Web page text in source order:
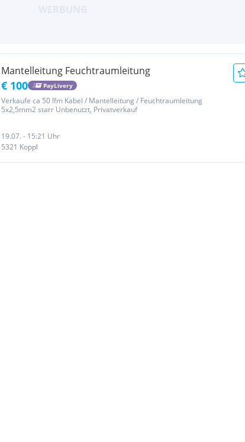
Mantelleitung Feuchtraumleitung
€ 100 PayLivery
Verkaufe ca 50 lfm Kabel / Mantelleitung / Feuchtraumleitung
5x2,5mm2 starr Unbenutzt, Privatverkauf
19.07. - 15:21 Uhr
5321 Koppl